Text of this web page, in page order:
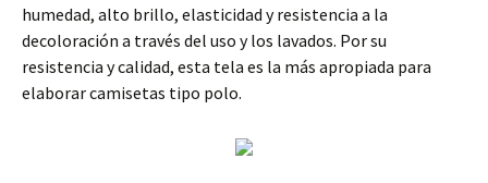
humedad, alto brillo, elasticidad y resistencia a la
decoloración a través del uso y los lavados. Por su
resistencia y calidad, esta tela es la más apropiada para
elaborar camisetas tipo polo.